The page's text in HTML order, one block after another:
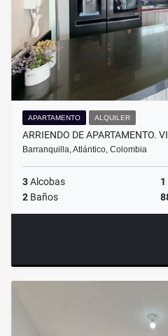
APARTAMENTO ALQUILER
ARRIENDO DE APARTAMENTO.
Barranquilla, Atlántico, Colombia
3Alcobas 1
2 Baños